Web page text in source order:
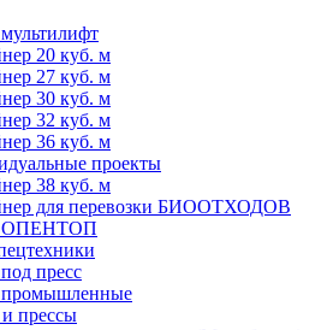
20 куб. м
27 куб. м
30 куб. м
32 куб. м
36 куб. м
проекты
38 куб. м
для перевозки БИООТХОДОВ
ОПЕНТОП
пресс
прессы